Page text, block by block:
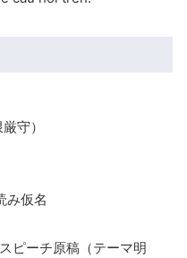
守）
み仮名
ピーチ原稿（テーマ明